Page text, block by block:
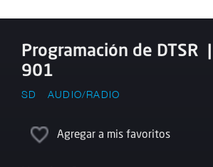
Programación de DTSR |
901
SD AUDIO/RADIO
Agregar a mis favoritos